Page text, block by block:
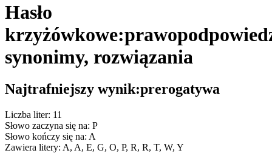
Hasło
krzyżówkowe:prawo
synonimy, rozwiązania
Najtrafniejszy wynik:prerogatywa
Liczba liter: 11
Słowo zaczyna się na: P
Słowo kończy się na: A
Zawiera litery: A, A, E, G, O, P, R, R, T, W, Y